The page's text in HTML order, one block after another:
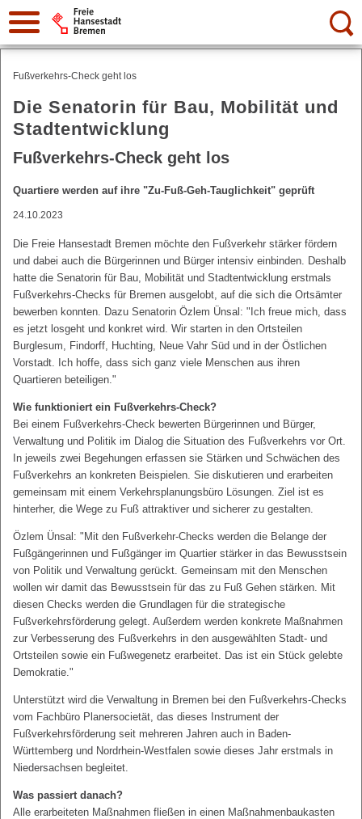
Suche:
Fußverkehrs-Check geht los
Die Senatorin für Bau, Mobilität und
Stadtentwicklung
Fußverkehrs-Check geht los
Quartiere werden auf ihre "Zu-Fuß-Geh-Tauglichkeit" geprüft
24.10.2023
Die Freie Hansestadt Bremen möchte den Fußverkehr stärker fördern
und dabei auch die Bürgerinnen und Bürger intensiv einbinden. Deshalb
hatte die Senatorin für Bau, Mobilität und Stadtentwicklung erstmals
Fußverkehrs-Checks für Bremen ausgelobt, auf die sich die Ortsämter
bewerben konnten. Dazu Senatorin Özlem Ünsal: "Ich freue mich, dass
es jetzt losgeht und konkret wird. Wir starten in den Ortsteilen
Burglesum, Findorff, Huchting, Neue Vahr Süd und in der Östlichen
Vorstadt. Ich hoffe, dass sich ganz viele Menschen aus ihren
Quartieren beteiligen."
Wie funktioniert ein Fußverkehrs-Check?
Bei einem Fußverkehrs-Check bewerten Bürgerinnen und Bürger,
Verwaltung und Politik im Dialog die Situation des Fußverkehrs vor Ort.
In jeweils zwei Begehungen erfassen sie Stärken und Schwächen des
Fußverkehrs an konkreten Beispielen. Sie diskutieren und erarbeiten
gemeinsam mit einem Verkehrsplanungsbüro Lösungen. Ziel ist es
hinterher, die Wege zu Fuß attraktiver und sicherer zu gestalten.
Özlem Ünsal: "Mit den Fußverkehr-Checks werden die Belange der
Fußgängerinnen und Fußgänger im Quartier stärker in das Bewusstsein
von Politik und Verwaltung gerückt. Gemeinsam mit den Menschen
wollen wir damit das Bewusstsein für das zu Fuß Gehen stärken. Mit
diesen Checks werden die Grundlagen für die strategische
Fußverkehrsförderung gelegt. Außerdem werden konkrete Maßnahmen
zur Verbesserung des Fußverkehrs in den ausgewählten Stadt- und
Ortsteilen sowie ein Fußwegenetz erarbeitet. Das ist ein Stück gelebte
Demokratie."
Unterstützt wird die Verwaltung in Bremen bei den Fußverkehrs-Checks
vom Fachbüro Planersocietät, das dieses Instrument der
Fußverkehrsförderung seit mehreren Jahren auch in Baden-
Württemberg und Nordrhein-Westfalen sowie dieses Jahr erstmals in
Niedersachsen begleitet.
Was passiert danach?
Alle erarbeiteten Maßnahmen fließen in einen Maßnahmenbaukasten